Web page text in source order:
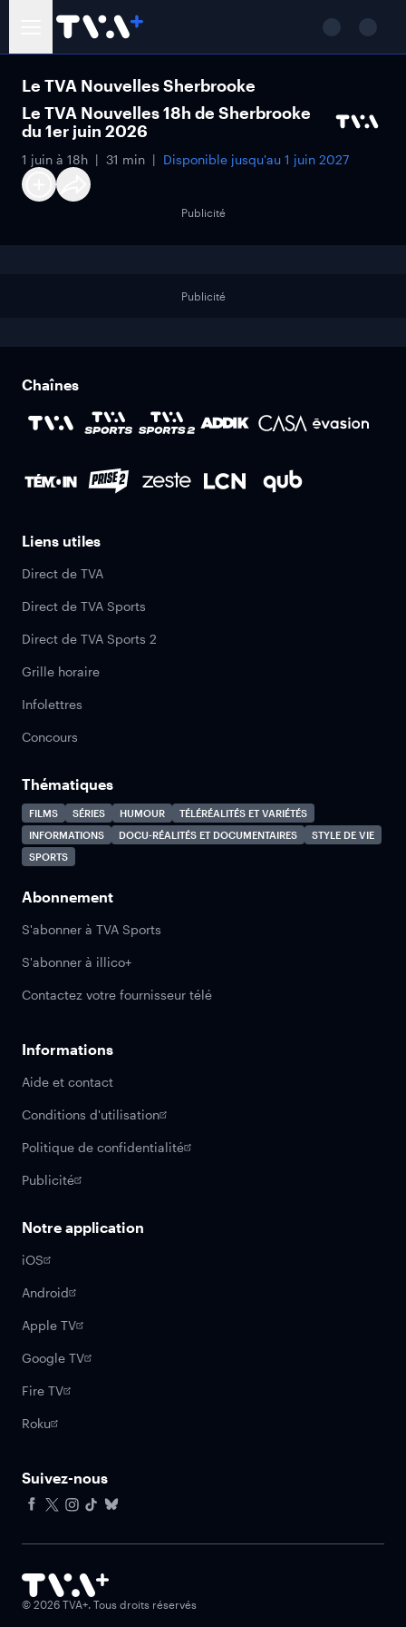
Le TVA Nouvelles Sherbrooke
Le TVA Nouvelles 18h de Sherbrooke
du 1er juin 2026
1 juin à 18h 31 min Disponible jusqu'au 1 juin 2027
Publicité
Publicité
Chaînes
Liens utiles
Direct de TVA
Direct de TVA Sports
Direct de TVA Sports 2
Grille horaire
Infolettres
Concours
Thématiques
FILMS SÉRIES HUMOUR
TÉLÉRÉALITÉS ET VARIÉTÉS
INFORMATIONS
DOCU-RÉALITÉS ET DOCUMENTAIRES
STYLE DE VIE
SPORTS
Abonnement
S'abonner à TVA Sports
S'abonner à illico+
Contactez votre fournisseur télé
Informations
Aide et contact
Conditions d'utilisation
Politique de confidentialité
Publicité
Notre application
iOS
Android
Apple TV
Google TV
Fire TV
Roku
Suivez-nous
© 2026 TVA+. Tous droits réservés